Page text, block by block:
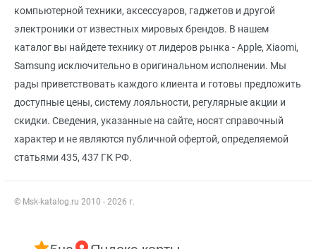
компьютерной техники, аксессуаров, гаджетов и другой
электроники от известных мировых брендов. В нашем
каталог вы найдете технику от лидеров рынка - Apple, Xiaomi,
Samsung исключительно в оригинальном исполнении. Мы
рады приветствовать каждого клиента и готовы предложить
доступные цены, систему лояльности, регулярные акции и
скидки. Сведения, указанные на сайте, носят справочный
характер и не являются публичной офертой, определяемой
статьями 435, 437 ГК РФ.
© Msk-katalog.ru 2010 - 2026 г.